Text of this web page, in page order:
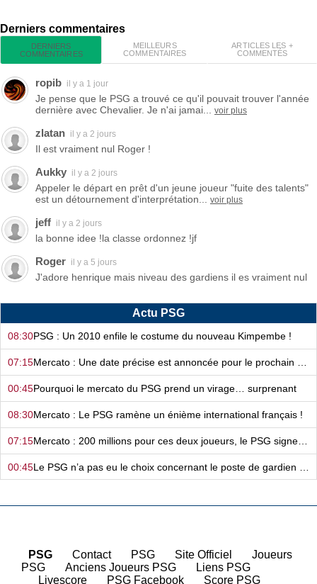
Derniers commentaires
DERNIERS
COMMENTAIRES
MEILLEURS
COMMENTAIRES
ARTICLES LES +
COMMENTÉS
ropib il y a 1 jour
Je pense que le PSG a trouvé ce qu'il pouvait trouver l'année
dernière avec Chevalier. Je n'ai jamai...
voir plus
zlatan il y a 2 jours
Il est vraiment nul Roger !
Aukky il y a 2 jours
Appeler le départ en prêt d'un jeune joueur "fuite des talents"
est un détournement d'interprétation...
voir plus
jeff il y a 2 jours
la bonne idee !la classe ordonnez !jf
Roger il y a 5 jours
J'adore henrique mais niveau des gardiens il es vraiment nul
Actu PSG
08:30PSG : Un 2010 enfile le costume du nouveau Kimpembe !
07:15
00:45Pourquoi le mercato du PSG prend un virage… surprenant
08:30Mercato : Le PSG ramène un énième international français !
07:15
00:45
08:31
PSG Contact PSG Site Officiel
Joueurs
PSG
Anciens Joueurs PSG
Liens PSG
Livescore PSG Facebook Score PSG